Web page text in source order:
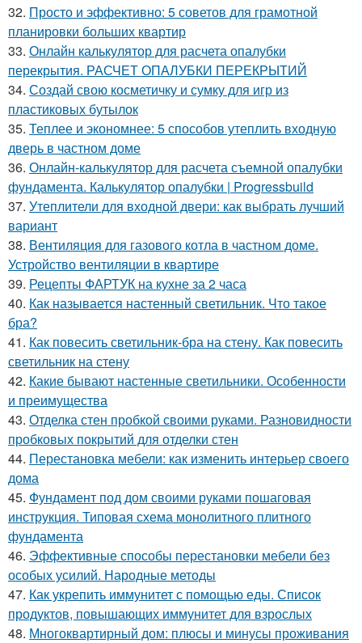
32. Просто и эффективно: 5 советов для грамотной
планировки больших квартир
33. Онлайн калькулятор для расчета опалубки
перекрытия. РАСЧЕТ ОПАЛУБКИ ПЕРЕКРЫТИЙ
34. Создай свою косметичку и сумку для игр из
пластиковых бутылок
35. Теплее и экономнее: 5 способов утеплить входную
дверь в частном доме
36. Онлайн-калькулятор для расчета съемной опалубки
фундамента. Калькулятор опалубки | Progressbuild
37. Утеплители для входной двери: как выбрать лучший
вариант
38. Вентиляция для газового котла в частном доме.
Устройство вентиляции в квартире
39. Рецепты ФАРТУК на кухне за 2 часа
40. Как называется настенный светильник. Что такое
бра?
41. Как повесить светильник-бра на стену. Как повесить
светильник на стену
42. Какие бывают настенные светильники. Особенности
и преимущества
43. Отделка стен пробкой своими руками. Разновидности
пробковых покрытий для отделки стен
44. Перестановка мебели: как изменить интерьер своего
дома
45. Фундамент под дом своими руками пошаговая
инструкция. Типовая схема монолитного плитного
фундамента
46. Эффективные способы перестановки мебели без
особых усилий. Народные методы
47. Как укрепить иммунитет с помощью еды. Список
продуктов, повышающих иммунитет для взрослых
48. Многоквартирный дом: плюсы и минусы проживания